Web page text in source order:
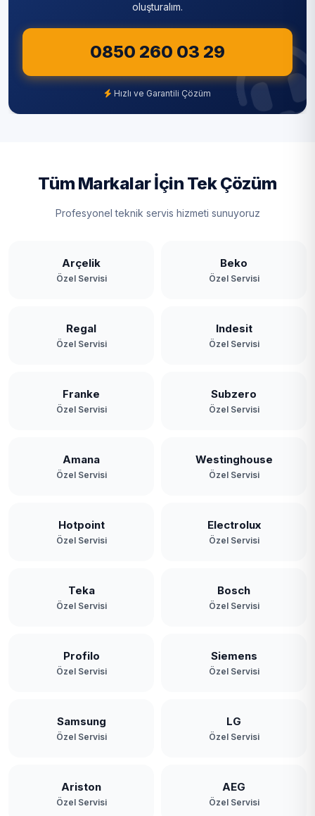
oluşturalım.
0850 260 03 29
Hızlı ve Garantili Çözüm
Tüm Markalar İçin Tek Çözüm
Profesyonel teknik servis hizmeti sunuyoruz
Arçelik
Özel Servisi
Beko
Özel Servisi
Regal
Özel Servisi
Indesit
Özel Servisi
Franke
Özel Servisi
Subzero
Özel Servisi
Amana
Özel Servisi
Westinghouse
Özel Servisi
Hotpoint
Özel Servisi
Electrolux
Özel Servisi
Teka
Özel Servisi
Bosch
Özel Servisi
Profilo
Özel Servisi
Siemens
Özel Servisi
Samsung
Özel Servisi
LG
Özel Servisi
Ariston
Özel Servisi
AEG
Özel Servisi